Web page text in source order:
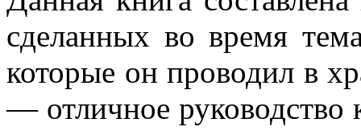
сделанных во время
которые он проводил в
— отличное руководство